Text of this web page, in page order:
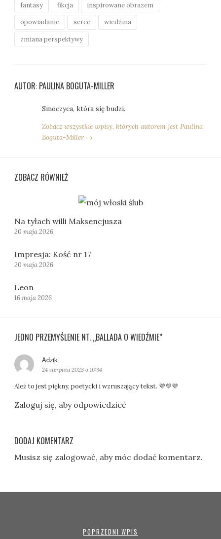
fantasy fikcja inspirowane obrazem
opowiadanie serce wiedźma
zmiana perspektywy
AUTOR: PAULINA BOGUTA-MILLER
Smoczyca, która się budzi.
Zobacz wszystkie wpisy, których autorem jest Paulina
Boguta-Miller →
ZOBACZ RÓWNIEŻ
Na tyłach willi Maksencjusza
20 maja 2026
Impresja: Kość nr 17
20 maja 2026
Leon
16 maja 2026
JEDNO PRZEMYŚLENIE NT. „BALLADA O WIEDŹMIE”
Adzik
i
z
24 sierpnia 2023 o 16:34
Ależ to jest piękny, poetycki i wzruszający tekst. 💜💜💜
Zaloguj się, aby odpowiedzieć
DODAJ KOMENTARZ
Musisz się zalogować, aby móc dodać komentarz.
POPRZEDNI WPIS